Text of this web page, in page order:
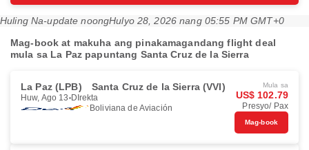
Huling Na-update noongHulyo 28, 2026 nang 05:55 PM GMT+0
Mag-book at makuha ang pinakamagandang flight deal
mula sa La Paz papuntang Santa Cruz de la Sierra
La Paz (LPB) Santa Cruz de la Sierra (VVI)
Huw, Ago 13 DIrekta
Boliviana de Aviación
Mula sa
US$ 102.79
Presyo/ Pax
Mag-book